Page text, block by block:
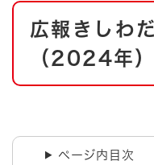
本
広報きしわ
（2024年
ページ内目次